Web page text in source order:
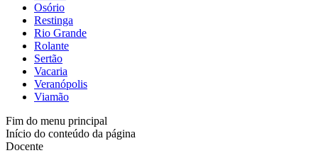
Osório
Restinga
Rio Grande
Rolante
Sertão
Vacaria
Veranópolis
Viamão
Fim do menu principal
Início do conteúdo da página
Docente